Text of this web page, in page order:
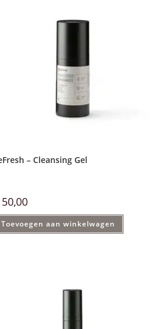
– Cleansing Gel
Toevoegen aan winkelwagen